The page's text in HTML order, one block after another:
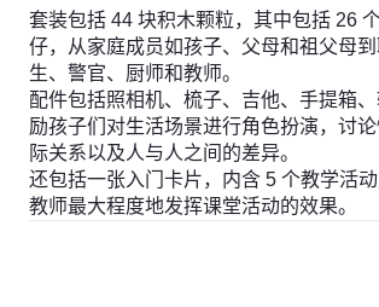
套装包括 44 块积木颗粒，其中包括 26
仔，从家庭成员如孩子、父母和祖父母
生、警官、厨师和教师。
配件包括照相机、梳子、吉他、手提箱
励孩子们对生活场景进行角色扮演，讨
际关系以及人与人之间的差异。
还包括一张入门卡片，内含 5 个教学活
教师最大程度地发挥课堂活动的效果。